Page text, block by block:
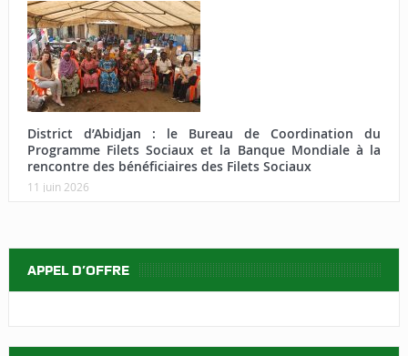
District d’Abidjan : le Bureau de Coordination du
Programme Filets Sociaux et la Banque Mondiale à la
rencontre des bénéficiaires des Filets Sociaux
11 juin 2026
APPEL D’OFFRE